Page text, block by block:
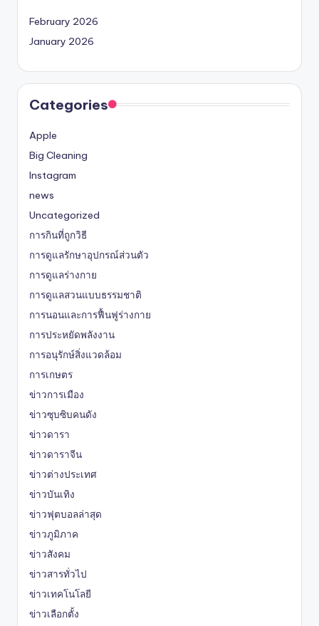
February 2026
January 2026
Categories
Apple
Big Cleaning
Instagram
news
Uncategorized
การกินที่ถูกวิธี
การดูแลรักษาอุปกรณ์ส่วนตัว
การดูแลร่างกาย
การดูแลสวนแบบธรรมชาติ
การนอนและการฟื้นฟูร่างกาย
การประหยัดพลังงาน
การอนุรักษ์สิ่งแวดล้อม
การเกษตร
ข่าวการเมือง
ข่าวซุบซิบคนดัง
ข่าวดารา
ข่าวดาราจีน
ข่าวต่างประเทศ
ข่าวบันเทิง
ข่าวฟุตบอลล่าสุด
ข่าวภูมิภาค
ข่าวสังคม
ข่าวสารทั่วไป
ข่าวเทคโนโลยี
ข่าวเลือกตั้ง